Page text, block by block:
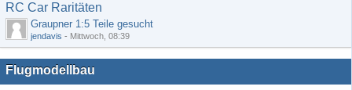
RC Car Raritäten
Graupner 1:5 Teile gesucht
jendavis - Mittwoch, 08:39
Flugmodellbau